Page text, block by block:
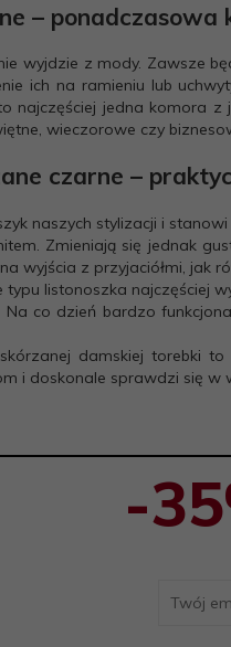
– ponadczasowa
wyjdzie z mody. Zawsze
ich na ramieniu lub
najczęściej jedna komora
wieczorowe czy
czarne –
naszych stylizacji i
Zmieniają się jednak
wyjścia z przyjaciółmi, jak
typu listonoszka najczęściej
co dzień bardzo
damskiej torebki
i doskonale sprawdzi się w
-